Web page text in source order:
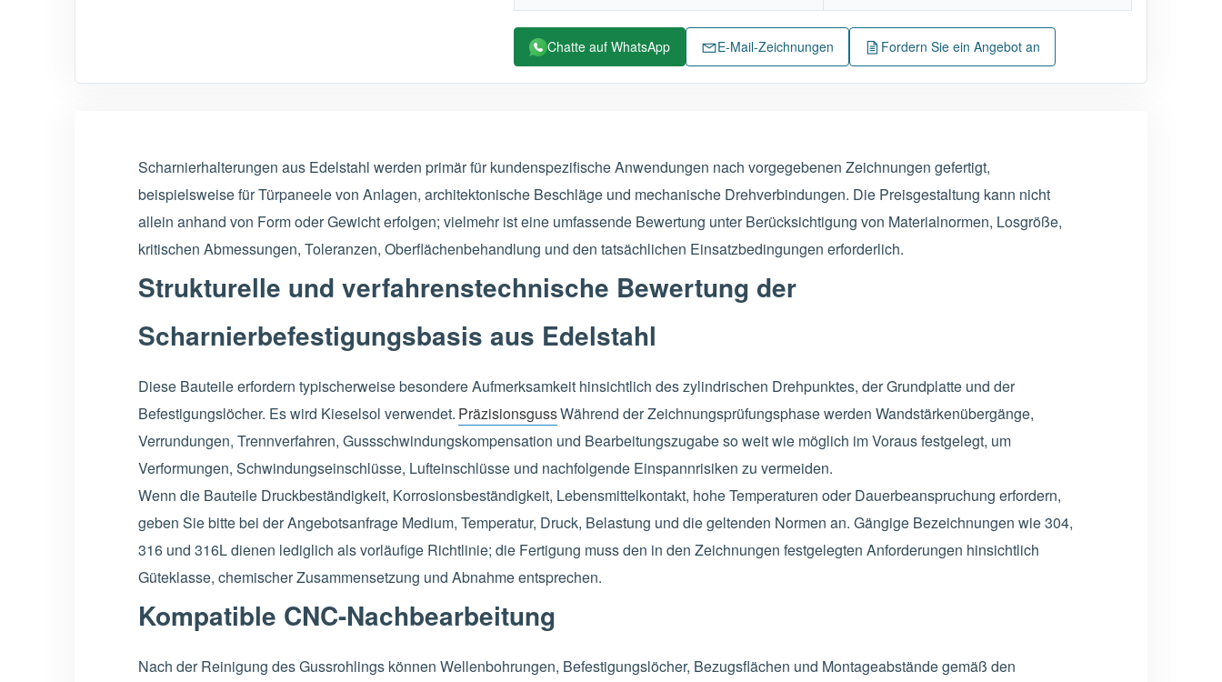
Chatte auf WhatsApp E-Mail-Zeichnungen Fordern Sie ein Angebot an
Scharnierhalterungen aus Edelstahl werden primär für kundenspezifische Anwendungen nach vorgegebenen Zeichnungen gefertigt,
beispielsweise für Türpaneele von Anlagen, architektonische Beschläge und mechanische Drehverbindungen. Die Preisgestaltung kann nicht
allein anhand von Form oder Gewicht erfolgen; vielmehr ist eine umfassende Bewertung unter Berücksichtigung von Materialnormen, Losgröße,
kritischen Abmessungen, Toleranzen, Oberflächenbehandlung und den tatsächlichen Einsatzbedingungen erforderlich.
Strukturelle und verfahrenstechnische Bewertung der
Scharnierbefestigungsbasis aus Edelstahl
Diese Bauteile erfordern typischerweise besondere Aufmerksamkeit hinsichtlich des zylindrischen Drehpunktes, der Grundplatte und der
Befestigungslöcher. Es wird Kieselsol verwendet. PräzisionsgussWährend der Zeichnungsprüfungsphase werden Wandstärkenübergänge,
Verrundungen, Trennverfahren, Gussschwindungskompensation und Bearbeitungszugabe so weit wie möglich im Voraus festgelegt, um
Verformungen, Schwindungseinschlüsse, Lufteinschlüsse und nachfolgende Einspannrisiken zu vermeiden.
Wenn die Bauteile Druckbeständigkeit, Korrosionsbeständigkeit, Lebensmittelkontakt, hohe Temperaturen oder Dauerbeanspruchung erfordern,
geben Sie bitte bei der Angebotsanfrage Medium, Temperatur, Druck, Belastung und die geltenden Normen an. Gängige Bezeichnungen wie 304,
316 und 316L dienen lediglich als vorläufige Richtlinie; die Fertigung muss den in den Zeichnungen festgelegten Anforderungen hinsichtlich
Güteklasse, chemischer Zusammensetzung und Abnahme entsprechen.
Kompatible CNC-Nachbearbeitung
Nach der Reinigung des Gussrohlings können Wellenbohrungen, Befestigungslöcher, Bezugsflächen und Montageabstände gemäß den